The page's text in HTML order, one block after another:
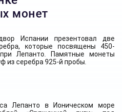
монет
Испании презентовал две
которые посвящены 450-
Лепанто. Памятные монеты
из серебра 925-й пробы.
Лепанто в Ионическом море